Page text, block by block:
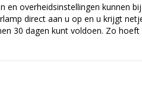
en overheidsinstellingen kunnen
direct aan u op en u krijgt
30 dagen kunt voldoen. Zo